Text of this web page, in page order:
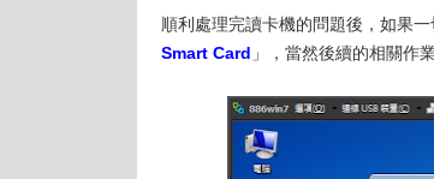
順利處理完讀卡機的問題後，如果
Smart Card 」，當然後續的相關作